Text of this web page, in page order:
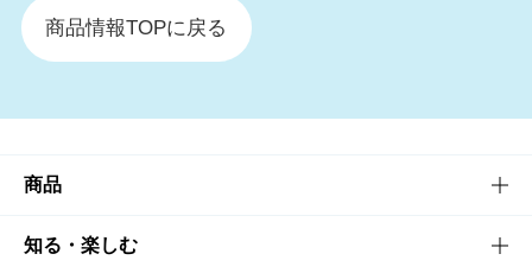
商品情報TOPに戻る
商品
商品TOP
知る・楽しむ